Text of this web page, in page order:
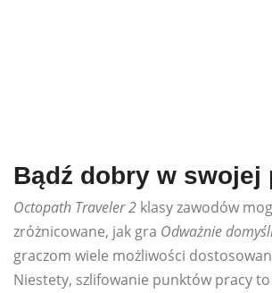
Bądź dobry w swojej
Octopath Traveler 2 klasy zawodów
zróżnicowane, jak gra Odważnie
graczom wiele możliwości
Niestety, szlifowanie punktów pracy